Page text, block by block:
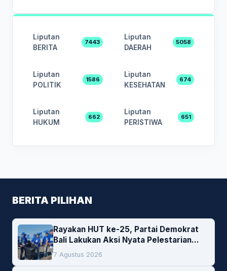
Liputan
BERITA
7443
Liputan
DAERAH
5058
Liputan
POLITIK
1586
Liputan
KESEHATAN
674
Liputan
HUKUM
662
Liputan
PERISTIWA
651
BERITA PILIHAN
Rayakan HUT ke-25, Partai Demokrat
Bali Lakukan Aksi Nyata Pelestarian
Lingkungan
7 Agustus 2026